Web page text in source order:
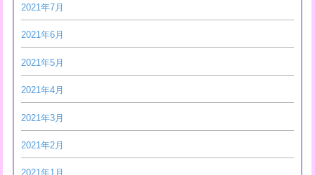
2021年7月
2021年6月
2021年5月
2021年4月
2021年3月
2021年2月
2021年1月